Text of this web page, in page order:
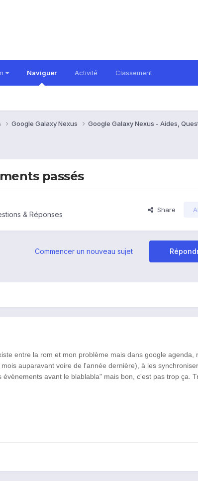
Naviguer Activité Classement
Google Galaxy Nexus
Google Galaxy Nexus - Aides,
passés
& Réponses
Share
Commencer un nouveau sujet
entre la rom et mon problème mais dans google agenda,
auparavant voire de l'année dernière), à les
évènements avant le blablabla" mais bon, c'est pas trop ça.